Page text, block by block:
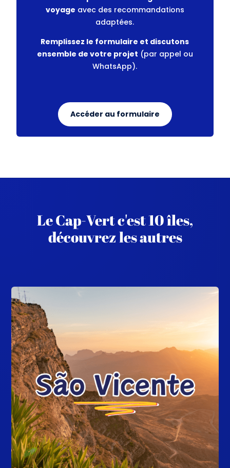
voyage avec des recommandations
adaptées.
Remplissez le formulaire et discutons
ensemble de votre projet (par appel ou
WhatsApp).
Accéder au formulaire
Le Cap-Vert c'est 10 îles,
découvrez les autres